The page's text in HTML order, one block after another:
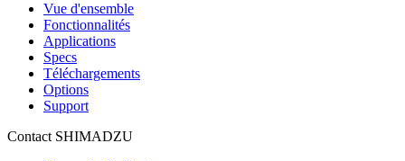
Vue d'ensemble
Fonctionnalités
Applications
Specs
Téléchargements
Options
Support
Contact SHIMADZU